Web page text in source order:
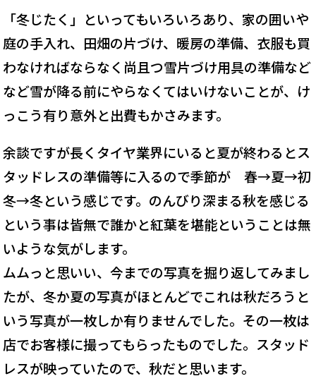
「冬じたく」といってもいろいろあり、家の囲いや
庭の手入れ、田畑の片づけ、暖房の準備、衣服も買
わなければならなく尚且つ雪片づけ用具の準備など
など雪が降る前にやらなくてはいけないことが、け
っこう有り意外と出費もかさみます。
余談ですが長くタイヤ業界にいると夏が終わるとス
タッドレスの準備等に入るので季節が 春→夏→初
冬→冬という感じです。のんびり深まる秋を感じる
という事は皆無で誰かと紅葉を堪能ということは無
いような気がします。
ムムっと思いい、今までの写真を掘り返してみまし
たが、冬か夏の写真がほとんどでこれは秋だろうと
いう写真が一枚しか有りませんでした。その一枚は
店でお客様に撮ってもらったものでした。スタッド
レスが映っていたので、秋だと思います。